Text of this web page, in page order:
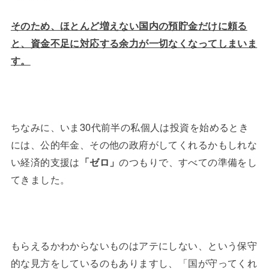
そのため、ほとんど増えない国内の預貯金だけに頼る
と、資金不足に対応する余力が一切なくなってしまいま
す。
ちなみに、いま30代前半の私個人は投資を始めるとき
には、公的年金、その他の政府がしてくれるかもしれな
い経済的支援は 「ゼロ」のつもりで、すべての準備をし
てきました。
もらえるかわからないものはアテにしない、という保守
的な見方をしているのもありますし、「国が守ってくれ